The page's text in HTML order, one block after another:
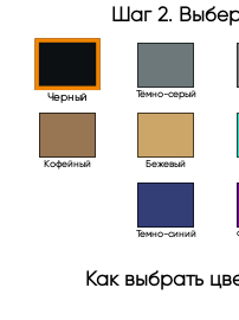
Шаг 2.
Черный Тёмно-серый
Кофейный Бежевый
Темно-синий
Как выбрать